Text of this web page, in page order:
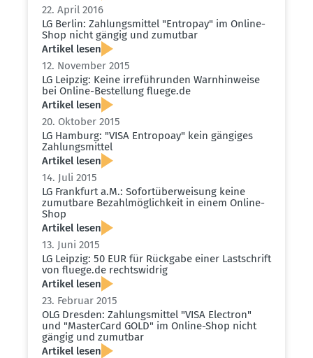
22. April 2016
LG Berlin: Zahlungs­mittel "Entropay" im Online-
Shop nicht gängig und zumutbar
Artikel lesen
12. November 2015
LG Leipzig: Keine irreführunden Warnhin­weise
bei Online-Bestellung fluege.​de
Artikel lesen
20. Oktober 2015
LG Hamburg: "VISA Entropoay" kein gängiges
Zahlungs­mittel
Artikel lesen
14. Juli 2015
LG Frankfurt a.M.: Sofort­über­weisung keine
zumutbare Bezahl­mög­lichkeit in einem Online-
Shop
Artikel lesen
13. Juni 2015
LG Leipzig: 50 EUR für Rückgabe einer Lastschrift
von fluege.​de rechts­widrig
Artikel lesen
23. Februar 2015
OLG Dresden: Zahlungs­mittel "VISA Electron"
und "MasterCard GOLD" im Online-Shop nicht
gängig und zumutbar
Artikel lesen